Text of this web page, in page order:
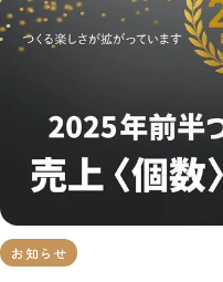
お知らせ